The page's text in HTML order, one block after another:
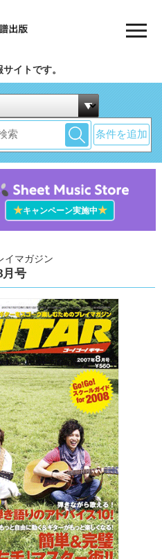
イトです。
条件を追加
★キャンペーン実施中★
イマガジン
月号